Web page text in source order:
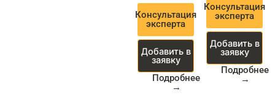
Консультация
эксперта
Добавить в
заявку
Подробнее
→
Консультация
эксперта
Добавить в
заявку
Подробнее
→